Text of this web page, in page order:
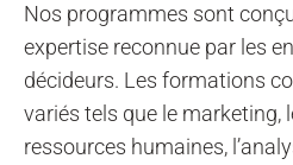
Nos programmes sont
expertise reconnue par les
décideurs. Les formations
variés tels que le marketing,
ressources humaines,